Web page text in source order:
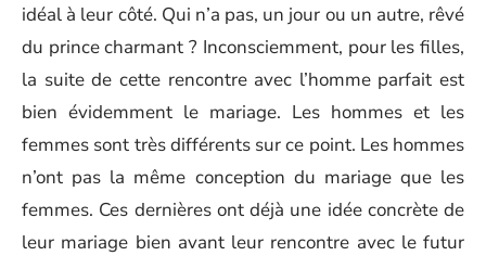
idéal à leur côté. Qui n’a pas, un jour ou un autre, rêvé
du prince charmant ? Inconsciemment, pour les filles,
la suite de cette rencontre avec l’homme parfait est
bien évidemment le mariage. Les hommes et les
femmes sont très différents sur ce point. Les hommes
n’ont pas la même conception du mariage que les
femmes. Ces dernières ont déjà une idée concrète de
leur mariage bien avant leur rencontre avec le futur